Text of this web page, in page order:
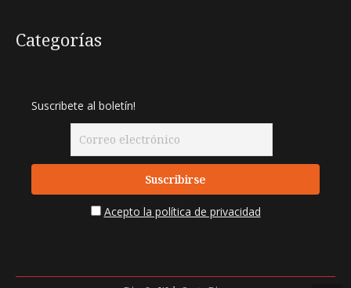
Categorías
Suscribete al boletín!
Acepto la política de privacidad